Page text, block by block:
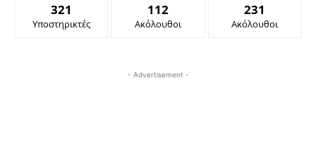
321
Υποστηρικτές
112
Ακόλουθοι
231
Ακόλουθοι
- Advertisement -